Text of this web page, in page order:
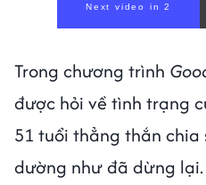
00:00/ 01:05
Trong chương trình
được hỏi về tình trạng
51 tuổi thẳng thắn
dường như đã dừng